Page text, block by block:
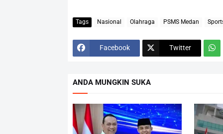
Tags Nasional Olahraga PSMS Medan
Facebook Twitter
ANDA MUNGKIN SUKA